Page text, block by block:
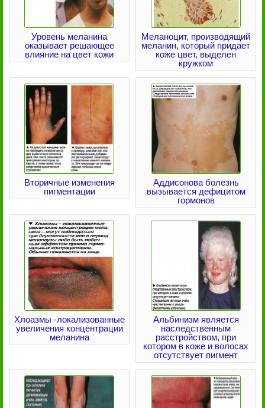
Уровень меланина
оказывает решающее
влияние на цвет кожи
Меланоцит, производящий
меланин, который придает
коже цвет, выделен
кружком
Вторичные изменения
пигментации
Аддисонова болезнь
вызывается дефицитом
гормонов
Хлоазмы -локализованные
увеличения концентрации
меланина
Альбинизм является
наследственным
расстройством, при
котором в коже и волосах
отсутствует пигмент